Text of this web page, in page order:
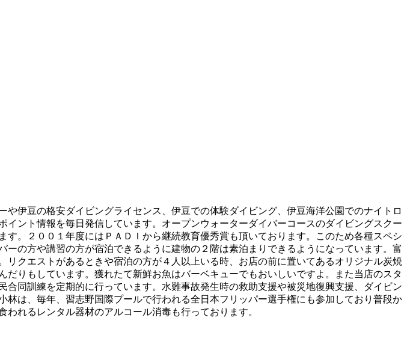
伊豆の格安ダイビングライセンス、伊豆での体験ダイビング、伊豆海洋公園でのナイトロ
ント情報を毎日発信しています。オープンウォーターダイバーコースのダイビングスクー
。２００１年度にはＰＡＤＩから継続教育優秀賞も頂いております。このため各種スペシ
の方や講習の方が宿泊できるように建物の２階は素泊まりできるようになっています。富
クエストがあるときや宿泊の方が４人以上いる時、お店の前に置いてあるオリジナル炭焼
りもしています。獲れたて新鮮お魚はバーベキューでもおいしいですよ。また当店のスタ
同訓練を定期的に行っています。水難事故発生時の救助支援や被災地復興支援、ダイビン
は、毎年、習志野国際プールで行われる全日本フリッパー選手権にも参加しており普段か
れるレンタル器材のアルコール消毒も行っております。